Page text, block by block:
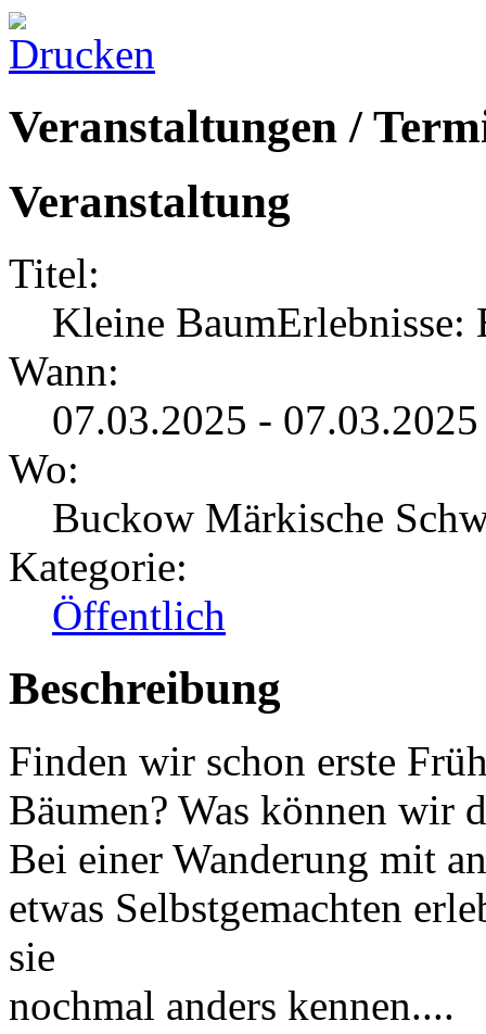
Veranstaltungen /
Veranstaltung
Titel:
Kleine BaumErlebnisse:
Wann:
07.03.2025 -
Wo:
Buckow Märkische
Kategorie:
Öffentlich
Beschreibung
Finden wir schon erste
Bäumen? Was können wir
Bei einer Wanderung mit
etwas Selbstgemachten
sie
nochmal anders kennen....